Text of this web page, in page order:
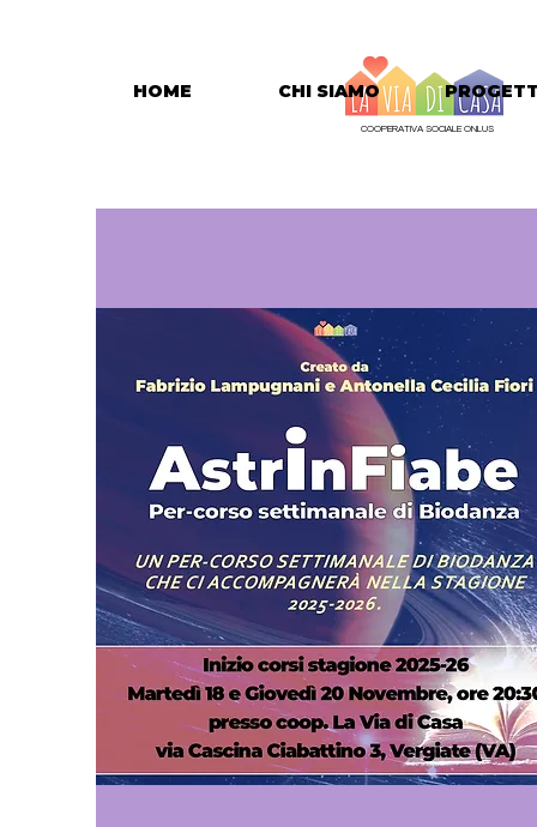
COOPERATIVA SOCIALE ONLUS
HOME CHI SIAMO